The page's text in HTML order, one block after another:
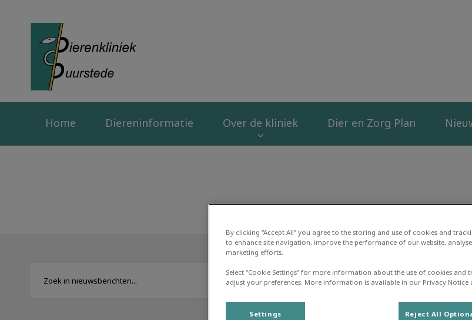
Home Diereninformatie Over de kliniek Dier en Zorg Plan
By clicking “Accept All” you agree to the storing and use of cookies and
to enhance site navigation, improve the performance of our website,
marketing efforts.
Select “Cookie Settings” for more information about the use of cookies and
adjust your preferences. More information is available in our Privacy Notice
Settings Reject All